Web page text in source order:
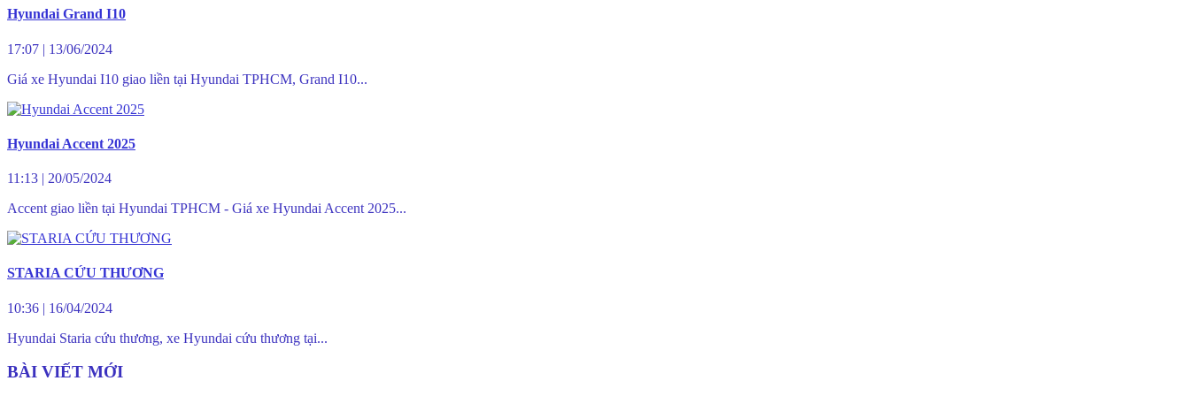
Hyundai Grand I10
17:07 | 13/06/2024
Giá xe Hyundai I10 giao liền tại Hyundai TPHCM, Grand I10...
Hyundai Accent 2025
11:13 | 20/05/2024
Accent giao liền tại Hyundai TPHCM - Giá xe Hyundai Accent 2025...
STARIA CỨU THƯƠNG
10:36 | 16/04/2024
Hyundai Staria cứu thương, xe Hyundai cứu thương tại...
BÀI VIẾT MỚI